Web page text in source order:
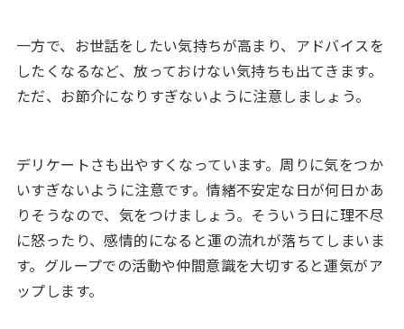
一方で、お世話をしたい気持ちが高まり、アドバイスを
したくなるなど、放っておけない気持ちも出てきます。
ただ、お節介になりすぎないように注意しましょう。
デリケートさも出やすくなっています。周りに気をつか
いすぎないように注意です。情緒不安定な日が何日かあ
りそうなので、気をつけましょう。そういう日に理不尽
に怒ったり、感情的になると運の流れが落ちてしまいま
す。グループでの活動や仲間意識を大切すると運気がア
ップします。